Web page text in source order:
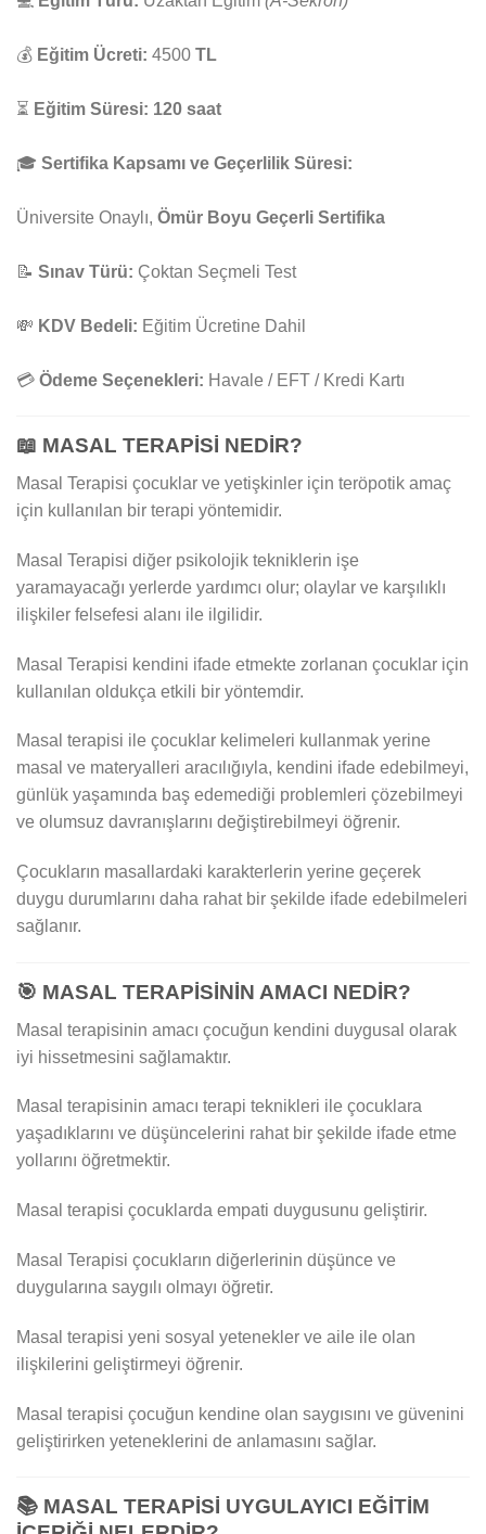
💰 Eğitim Ücreti: 4500 TL
⏳ Eğitim Süresi: 120 saat
🎓 Sertifika Kapsamı ve Geçerlilik Süresi:
Üniversite Onaylı, Ömür Boyu Geçerli Sertifika
📝 Sınav Türü: Çoktan Seçmeli Test
💸 KDV Bedeli: Eğitim Ücretine Dahil
💳 Ödeme Seçenekleri: Havale / EFT / Kredi Kartı
📖 MASAL TERAPİSİ NEDİR?
Masal Terapisi çocuklar ve yetişkinler için teröpotik amaç
için kullanılan bir terapi yöntemidir.
Masal Terapisi diğer psikolojik tekniklerin işe
yaramayacağı yerlerde yardımcı olur; olaylar ve karşılıklı
ilişkiler felsefesi alanı ile ilgilidir.
Masal Terapisi kendini ifade etmekte zorlanan çocuklar için
kullanılan oldukça etkili bir yöntemdir.
Masal terapisi ile çocuklar kelimeleri kullanmak yerine
masal ve materyalleri aracılığıyla, kendini ifade edebilmeyi,
günlük yaşamında baş edemediği problemleri çözebilmeyi
ve olumsuz davranışlarını değiştirebilmeyi öğrenir.
Çocukların masallardaki karakterlerin yerine geçerek
duygu durumlarını daha rahat bir şekilde ifade edebilmeleri
sağlanır.
🎯 MASAL TERAPİSİNİN AMACI NEDİR?
Masal terapisinin amacı çocuğun kendini duygusal olarak
iyi hissetmesini sağlamaktır.
Masal terapisinin amacı terapi teknikleri ile çocuklara
yaşadıklarını ve düşüncelerini rahat bir şekilde ifade etme
yollarını öğretmektir.
Masal terapisi çocuklarda empati duygusunu geliştirir.
Masal Terapisi çocukların diğerlerinin düşünce ve
duygularına saygılı olmayı öğretir.
Masal terapisi yeni sosyal yetenekler ve aile ile olan
ilişkilerini geliştirmeyi öğrenir.
Masal terapisi çocuğun kendine olan saygısını ve güvenini
geliştirirken yeteneklerini de anlamasını sağlar.
📚 MASAL TERAPİSİ UYGULAYICI EĞİTİM